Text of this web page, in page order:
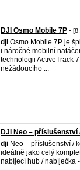
DJI Osmo Mobile 7P -
dji Osmo Mobile 7P je
i náročné mobilní
technologii ActiveTrack
nežádoucího ...
DJI Neo –
dji Neo – příslušenství /
ideálně jako celý
nabíjecí hub / nabíječka